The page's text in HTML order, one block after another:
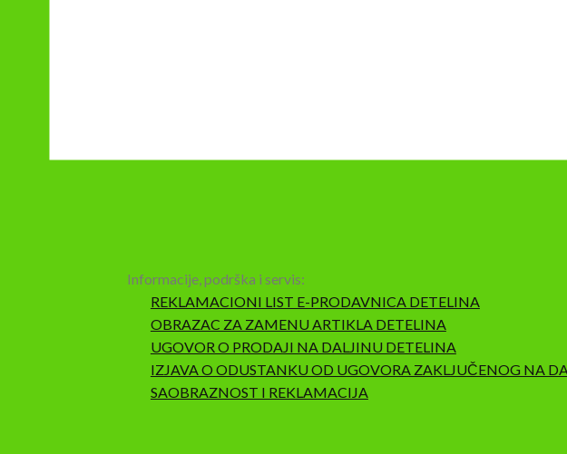
Informacije, podrška i servis:
REKLAMACIONI LIST E-PRODAVNICA DETELINA
OBRAZAC ZA ZAMENU ARTIKLA DETELINA
UGOVOR O PRODAJI NA DALJINU DETELINA
IZJAVA O ODUSTANKU OD UGOVORA ZAKLJUČENOG NA
SAOBRAZNOST I REKLAMACIJA